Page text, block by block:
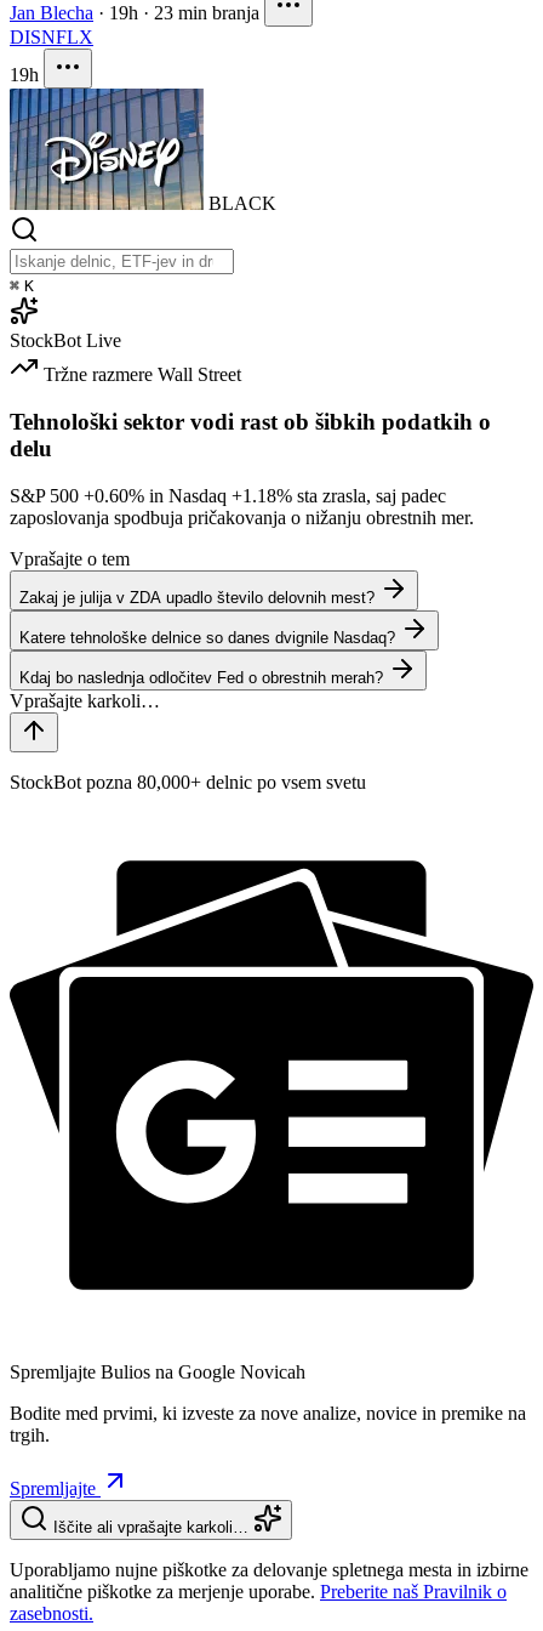
Jan Blecha · 19h · 23 min branja
DISNFLX
19h
BLACK
⌘ K
StockBot Live
Tržne razmere Wall Street
Tehnološki sektor vodi rast ob šibkih podatkih o
delu
S&P 500 +0.60% in Nasdaq +1.18% sta zrasla, saj padec
zaposlovanja spodbuja pričakovanja o nižanju obrestnih mer.
Vprašajte o tem
Zakaj je julija v ZDA upadlo število delovnih mest?
Katere tehnološke delnice so danes dvignile Nasdaq?
Kdaj bo naslednja odločitev Fed o obrestnih merah?
StockBot pozna 80,000+ delnic po vsem svetu
Spremljajte Bulios na Google Novicah
Bodite med prvimi, ki izveste za nove analize, novice in premike na
trgih.
Spremljajte
Iščite ali vprašajte karkoli…
Uporabljamo nujne piškotke za delovanje spletnega mesta in izbirne
analitične piškotke za merjenje uporabe. Preberite naš Pravilnik o
zasebnosti.